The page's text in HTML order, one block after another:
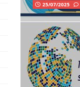
25/07/2025